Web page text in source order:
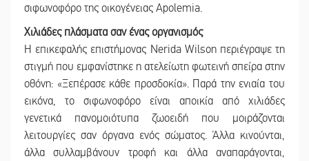
σιφωνοφόρο της οικογένειας Apolemia.
Χιλιάδες πλάσματα σαν ένας οργανισμός
Η επικεφαλής επιστήμονας Nerida Wilson περιέγραψε τη
στιγμή που εμφανίστηκε η ατελείωτη φωτεινή σπείρα στην
οθόνη: «Ξεπέρασε κάθε προσδοκία». Παρά την ενιαία του
εικόνα, το σιφωνοφόρο είναι αποικία από χιλιάδες
γενετικά πανομοιότυπα ζωοειδή που μοιράζονται
λειτουργίες σαν όργανα ενός σώματος. Άλλα κινούνται,
άλλα συλλαμβάνουν τροφή και άλλα αναπαράγονται,